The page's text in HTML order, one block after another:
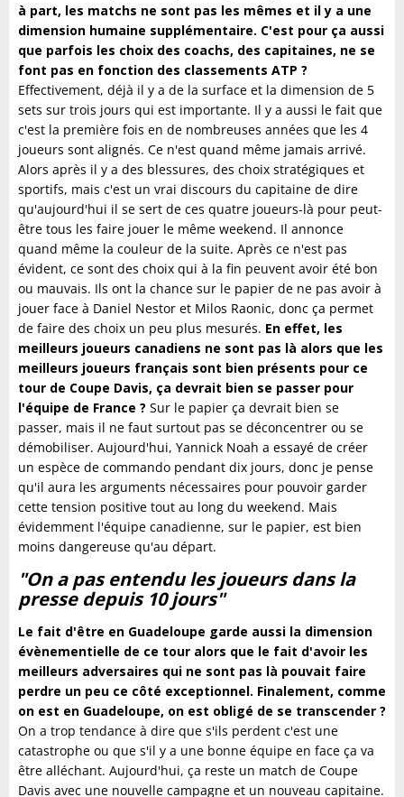
à part, les matchs ne sont pas les mêmes et il y a une
dimension humaine supplémentaire. C'est pour ça aussi
que parfois les choix des coachs, des capitaines, ne se
font pas en fonction des classements ATP ?
Effectivement, déjà il y a de la surface et la dimension de 5
sets sur trois jours qui est importante. Il y a aussi le fait que
c'est la première fois en de nombreuses années que les 4
joueurs sont alignés. Ce n'est quand même jamais arrivé.
Alors après il y a des blessures, des choix stratégiques et
sportifs, mais c'est un vrai discours du capitaine de dire
qu'aujourd'hui il se sert de ces quatre joueurs-là pour peut-
être tous les faire jouer le même weekend. Il annonce
quand même la couleur de la suite. Après ce n'est pas
évident, ce sont des choix qui à la fin peuvent avoir été bon
ou mauvais. Ils ont la chance sur le papier de ne pas avoir à
jouer face à Daniel Nestor et Milos Raonic, donc ça permet
de faire des choix un peu plus mesurés. En effet, les
meilleurs joueurs canadiens ne sont pas là alors que les
meilleurs joueurs français sont bien présents pour ce
tour de Coupe Davis, ça devrait bien se passer pour
l'équipe de France ? Sur le papier ça devrait bien se
passer, mais il ne faut surtout pas se déconcentrer ou se
démobiliser. Aujourd'hui, Yannick Noah a essayé de créer
un espèce de commando pendant dix jours, donc je pense
qu'il aura les arguments nécessaires pour pouvoir garder
cette tension positive tout au long du weekend. Mais
évidemment l'équipe canadienne, sur le papier, est bien
moins dangereuse qu'au départ.
"On a pas entendu les joueurs dans la
presse depuis 10 jours"
Le fait d'être en Guadeloupe garde aussi la dimension
évènementielle de ce tour alors que le fait d'avoir les
meilleurs adversaires qui ne sont pas là pouvait faire
perdre un peu ce côté exceptionnel. Finalement, comme
on est en Guadeloupe, on est obligé de se transcender ?
On a trop tendance à dire que s'ils perdent c'est une
catastrophe ou que s'il y a une bonne équipe en face ça va
être alléchant. Aujourd'hui, ça reste un match de Coupe
Davis avec une nouvelle campagne et un nouveau capitaine.